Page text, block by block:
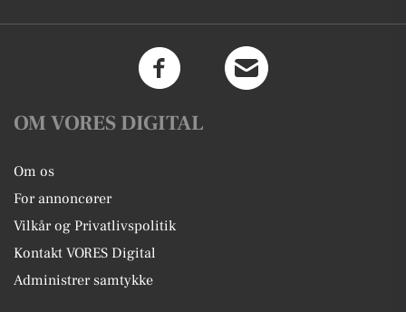
OM VORES DIGITAL
Om os
For annoncører
Vilkår og Privatlivspolitik
Kontakt VORES Digital
Administrer samtykke